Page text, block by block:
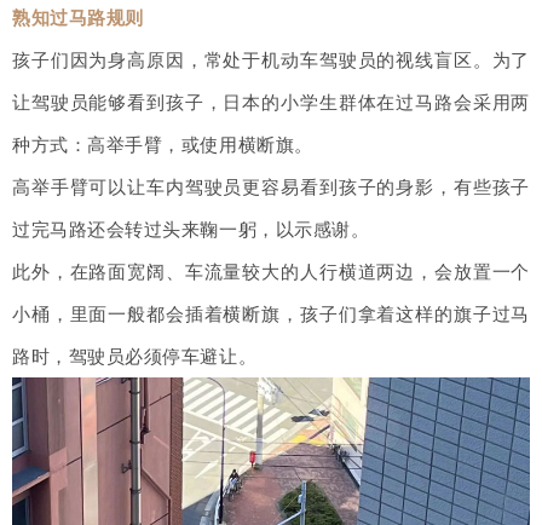
熟知过马路规则
孩子们因为身高原因，常处于机动车驾驶员的视线盲区。为了
让驾驶员能够看到孩子，日本的小学生群体在过马路会采用两
种方式：高举手臂，或使用横断旗。
高举手臂可以让车内驾驶员更容易看到孩子的身影，有些孩子
过完马路还会转过头来鞠一躬，以示感谢。
此外，在路面宽阔、车流量较大的人行横道两边，会放置一个
小桶，里面一般都会插着横断旗，孩子们拿着这样的旗子过马
路时，驾驶员必须停车避让。